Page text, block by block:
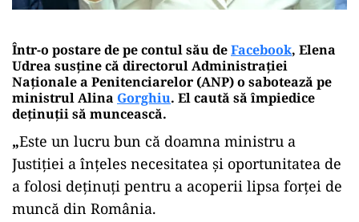
Într-o postare de pe contul său deFacebook, Elena
Udrea susține că directorul Administrației
Naționale a Penitenciarelor (ANP) o sabotează pe
ministrul Alina Gorghiu. El caută să împiedice
deținuții să muncească.
„Este un lucru bun că doamna ministru a
Justiției a înțeles necesitatea și oportunitatea de
a folosi deținuți pentru a acoperii lipsa forței de
muncă din România.